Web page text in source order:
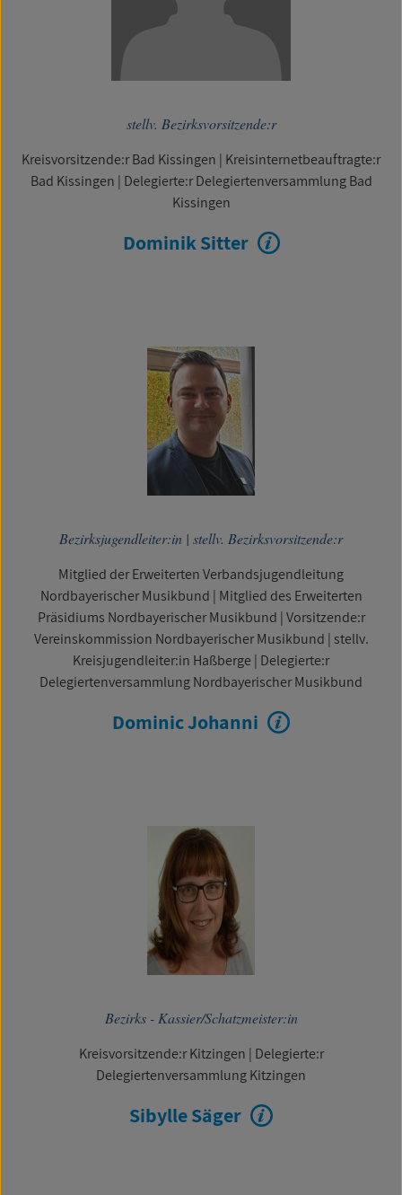
stellv. Bezirksvorsitzende:r
Kreisvorsitzende:r Bad Kissingen | Kreisinternetbeauftragte:r
Bad Kissingen | Delegierte:r Delegiertenversammlung Bad
Kissingen
Dominik Sitter
Bezirksjugendleiter:in | stellv. Bezirksvorsitzende:r
Mitglied der Erweiterten Verbandsjugendleitung
Nordbayerischer Musikbund | Mitglied des Erweiterten
Präsidiums Nordbayerischer Musikbund |Vorsitzende:r
Vereinskommission Nordbayerischer Musikbund | stellv.
Kreisjugendleiter:in Haßberge| Delegierte:r
Delegiertenversammlung Nordbayerischer Musikbund
Dominic Johanni
Bezirks - Kassier/Schatzmeister:in
Kreisvorsitzende:r Kitzingen | Delegierte:r
Delegiertenversammlung Kitzingen
Sibylle Säger